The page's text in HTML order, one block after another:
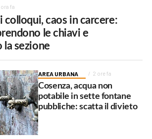
ora fa
colloqui, caos in carcere:
le chiavi e
la sezione
AREA URBANA 2 ore fa
Cosenza, acqua non
potabile in sette fontane
pubbliche: scatta il divieto